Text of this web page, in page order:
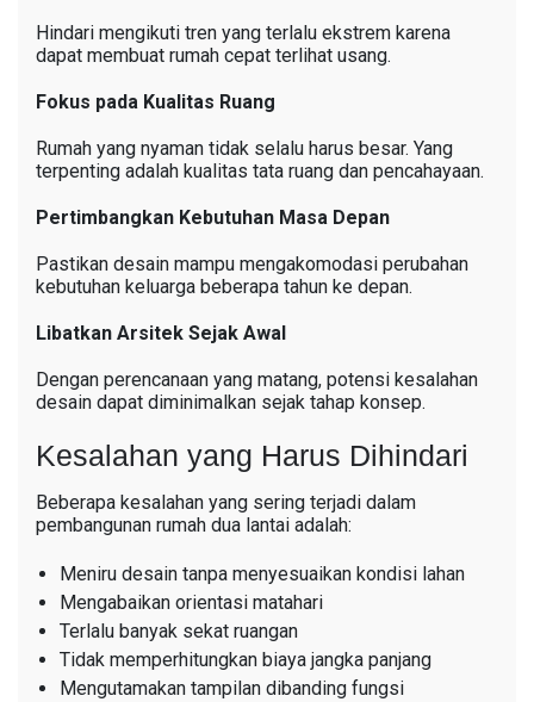
Hindari mengikuti tren yang terlalu ekstrem karena
dapat membuat rumah cepat terlihat usang.
Fokus pada Kualitas Ruang
Rumah yang nyaman tidak selalu harus besar. Yang
terpenting adalah kualitas tata ruang dan pencahayaan.
Pertimbangkan Kebutuhan Masa Depan
Pastikan desain mampu mengakomodasi perubahan
kebutuhan keluarga beberapa tahun ke depan.
Libatkan Arsitek Sejak Awal
Dengan perencanaan yang matang, potensi kesalahan
desain dapat diminimalkan sejak tahap konsep.
Kesalahan yang Harus Dihindari
Beberapa kesalahan yang sering terjadi dalam
pembangunan rumah dua lantai adalah:
Meniru desain tanpa menyesuaikan kondisi lahan
Mengabaikan orientasi matahari
Terlalu banyak sekat ruangan
Tidak memperhitungkan biaya jangka panjang
Mengutamakan tampilan dibanding fungsi